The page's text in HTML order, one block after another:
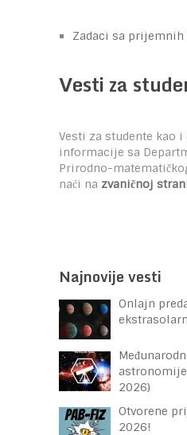
Zadaci sa
Vesti za
Vesti za studente kao i
informacije sa
Prirodno-
naći na zvaničnoj
Najnovije vesti
Onlajn
2026)
Otvorene
2026!